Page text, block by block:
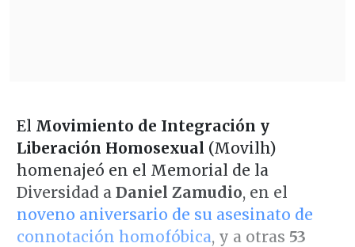
El Movimiento de Integración y
Liberación Homosexual (Movilh)
homenajeó en el Memorial de la
Diversidad a Daniel Zamudio, en el
noveno aniversario de su asesinato de
connotación homofóbica, y a otras 53